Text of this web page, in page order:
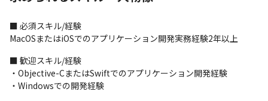
＜業務の進め方＞
・朝会/夕会の双方、もしくはどちらかを日次で開催し、進捗の確
認を行います
・担当する商品に関する打合せを、グループ内や同商品担当の営
業チームと定期的に行います
・配属チームによって多少異なります
■ 必須スキル/経験
MacOSまたはiOSでのアプリケーション開発実務経験2年以上
■ 歓迎スキル/経験
・Objective-CまたはSwiftでのアプリケーション開発経験
・Windowsでの開発経験